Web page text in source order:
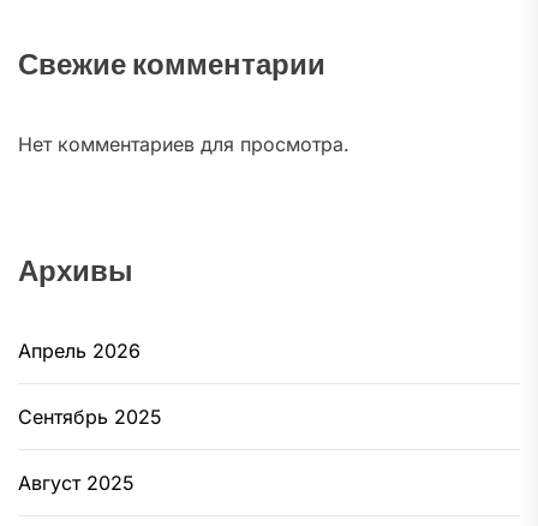
Свежие комментарии
Нет комментариев для просмотра.
Архивы
Апрель 2026
Сентябрь 2025
Август 2025